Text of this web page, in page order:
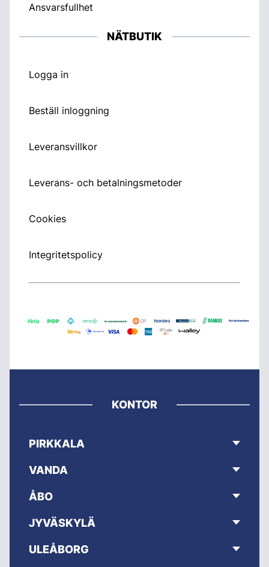
Ansvarsfullhet
NÄTBUTIK
Logga in
Beställ inloggning
Leveransvillkor
Leverans- och betalningsmetoder
Cookies
Integritetspolicy
KONTOR
PIRKKALA
VANDA
ÅBO
JYVÄSKYLÄ
ULEÅBORG